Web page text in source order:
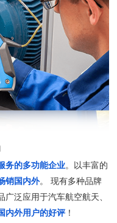
务的多功能企业。以丰富的
销国内外。 现有多种品牌
泛应用于汽车航空航天、
内外用户的好评！